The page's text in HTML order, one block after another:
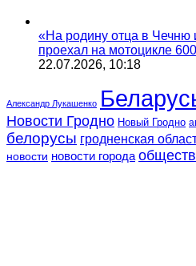
«На родину отца в Чечню
проехал на мотоцикле
22.07.2026, 10:18
Александр Лукашенко
Новости Гродно Новый Гродно
белорусы гродненская
новости новости города